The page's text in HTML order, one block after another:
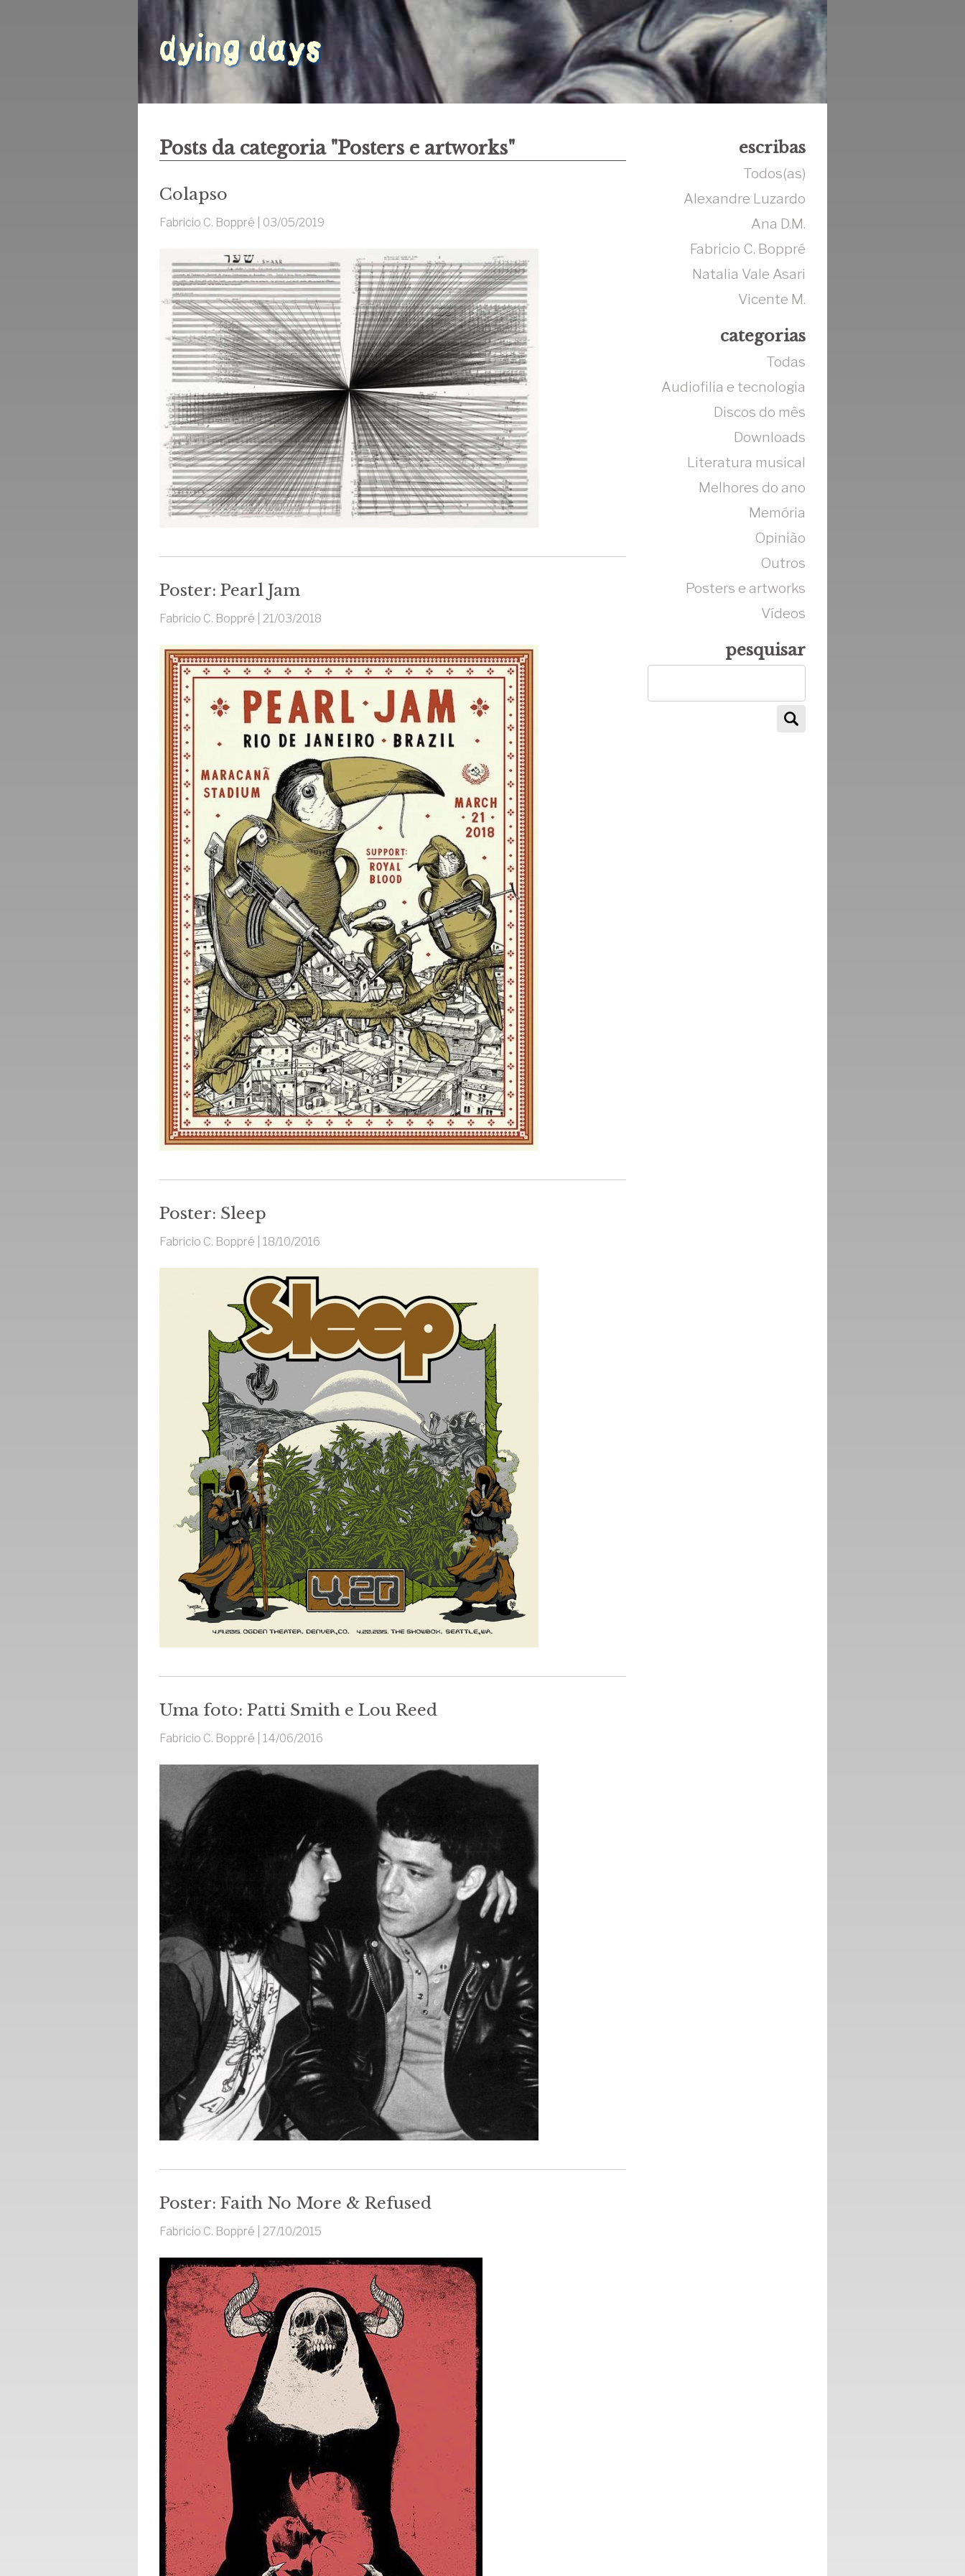
Posts da categoria "Posters e artworks"
Colapso
Fabricio C. Boppré | 03/05/2019
Poster: Pearl Jam
Fabricio C. Boppré | 21/03/2018
Poster: Sleep
Fabricio C. Boppré | 18/10/2016
Uma foto: Patti Smith e Lou Reed
Fabricio C. Boppré | 14/06/2016
Poster: Faith No More & Refused
Fabricio C. Boppré | 27/10/2015
escribas
Todos(as)
Alexandre Luzardo
Ana D.M.
Fabricio C. Boppré
Natalia Vale Asari
Vicente M.
categorias
Todas
Audiofilia e tecnologia
Discos do mês
Downloads
Literatura musical
Melhores do ano
Memória
Opinião
Outros
Posters e artworks
Vídeos
pesquisar